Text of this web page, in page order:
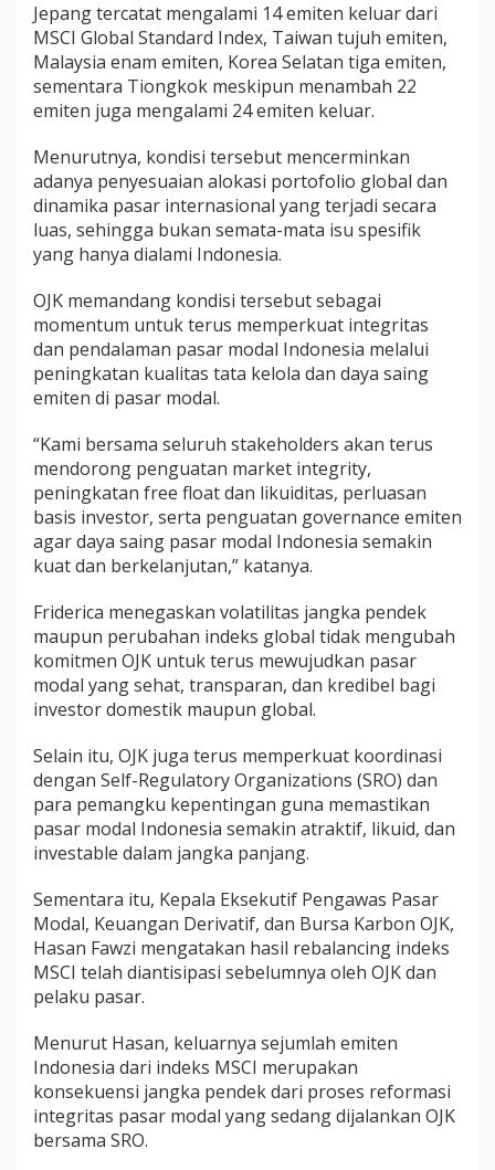
Jepang tercatat mengalami 14 emiten keluar dari
MSCI Global Standard Index, Taiwan tujuh emiten,
Malaysia enam emiten, Korea Selatan tiga emiten,
sementara Tiongkok meskipun menambah 22
emiten juga mengalami 24 emiten keluar.
Menurutnya, kondisi tersebut mencerminkan
adanya penyesuaian alokasi portofolio global dan
dinamika pasar internasional yang terjadi secara
luas, sehingga bukan semata-mata isu spesifik
yang hanya dialami Indonesia.
OJK memandang kondisi tersebut sebagai
momentum untuk terus memperkuat integritas
dan pendalaman pasar modal Indonesia melalui
peningkatan kualitas tata kelola dan daya saing
emiten di pasar modal.
“Kami bersama seluruh stakeholders akan terus
mendorong penguatan market integrity,
peningkatan free float dan likuiditas, perluasan
basis investor, serta penguatan governance emiten
agar daya saing pasar modal Indonesia semakin
kuat dan berkelanjutan,” katanya.
Friderica menegaskan volatilitas jangka pendek
maupun perubahan indeks global tidak mengubah
komitmen OJK untuk terus mewujudkan pasar
modal yang sehat, transparan, dan kredibel bagi
investor domestik maupun global.
Selain itu, OJK juga terus memperkuat koordinasi
dengan Self-Regulatory Organizations (SRO) dan
para pemangku kepentingan guna memastikan
pasar modal Indonesia semakin atraktif, likuid, dan
investable dalam jangka panjang.
Sementara itu, Kepala Eksekutif Pengawas Pasar
Modal, Keuangan Derivatif, dan Bursa Karbon OJK,
Hasan Fawzi mengatakan hasil rebalancing indeks
MSCI telah diantisipasi sebelumnya oleh OJK dan
pelaku pasar.
Menurut Hasan, keluarnya sejumlah emiten
Indonesia dari indeks MSCI merupakan
konsekuensi jangka pendek dari proses reformasi
integritas pasar modal yang sedang dijalankan OJK
bersama SRO.